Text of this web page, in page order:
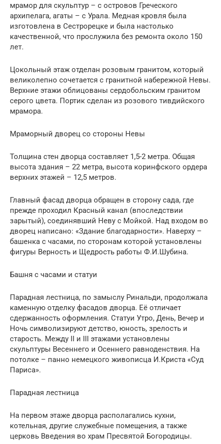
мрамор для скульптур – с островов Греческого
архипелага, агаты – с Урала. Медная кровля была
изготовлена в Сестрорецке и была настолько
качественной, что прослужила без ремонта около 150
лет.
Цокольный этаж отделан розовым гранитом, который
великолепно сочетается с гранитной набережной Невы.
Верхние этажи облицованы сердобольским гранитом
серого цвета. Портик сделан из розового тивдийского
мрамора.
Мраморный дворец со стороны Невы
Толщина стен дворца составляет 1,5-2 метра. Общая
высота здания – 22 метра, высота коринфского ордера
верхних этажей – 12,5 метров.
Главный фасад дворца обращен в сторону сада, где
прежде проходил Красный канал (впоследствии
зарытый), соединявший Неву с Мойкой. Над входом во
дворец написано: «Здание благодарности». Наверху –
башенка с часами, по сторонам которой установлены
фигуры Верность и Щедрость работы Ф.И.Шубина.
Башня с часами и статуи
Парадная лестница, по замыслу Ринальди, продолжала
каменную отделку фасадов дворца. Её отличает
сдержанность оформления. Статуи Утро, День, Вечер и
Ночь символизируют детство, юность, зрелость и
старость. Между II и III этажами установлены
скульптуры Весеннего и Осеннего равноденствия. На
потолке – панно немецкого живописца И.Криста «Суд
Париса».
Парадная лестница
На первом этаже дворца располагались кухни,
котельная, другие служебные помещения, а также
церковь Введения во храм Пресвятой Богородицы.